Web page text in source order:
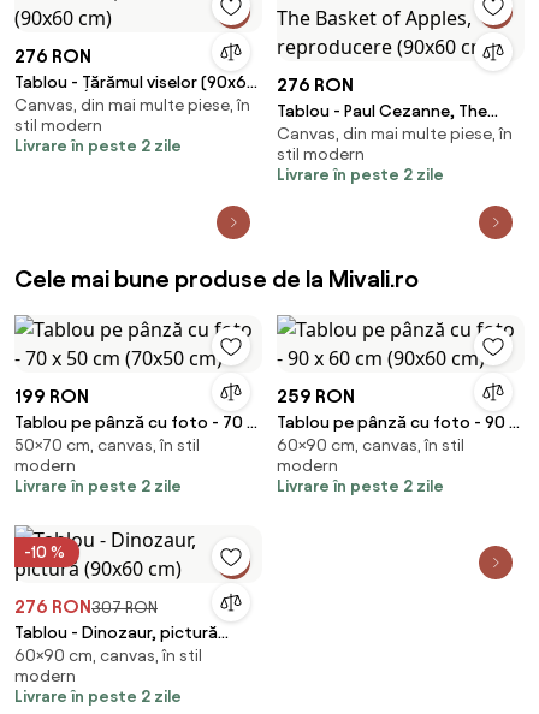
276 RON
Tablou - Țărămul viselor (90x60
cm)
Canvas, din mai multe piese, în
stil modern
Livrare în peste 2 zile
276 RON
Tablou - Paul Cezanne, The
Basket of Apples, reproducere
(90x60 cm)
Canvas, din mai multe piese, în
stil modern
Livrare în peste 2 zile
Cele mai bune produse de la Mivali.ro
199 RON
Tablou pe pânză cu foto - 70 x
50 cm (70x50 cm)
50×70 cm, canvas, în stil
modern
Livrare în peste 2 zile
259 RON
Tablou pe pânză cu foto - 90 x
60 cm (90x60 cm)
60×90 cm, canvas, în stil
modern
Livrare în peste 2 zile
-10 %
276 RON307 RON
Tablou - Dinozaur, pictură
(90x60 cm)
60×90 cm, canvas, în stil
modern
Livrare în peste 2 zile